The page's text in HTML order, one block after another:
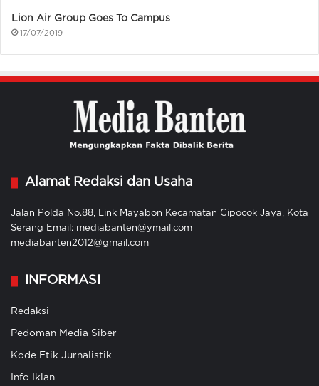
Lion Air Group Goes To Campus
17/07/2019
Alamat Redaksi dan Usaha
Jalan Polda No.88, Link Mayabon Kecamatan Cipocok Jaya, Kota
Serang Email: mediabanten@ymail.com
mediabanten2012@gmail.com
INFORMASI
Redaksi
Pedoman Media Siber
Kode Etik Jurnalistik
Info Iklan